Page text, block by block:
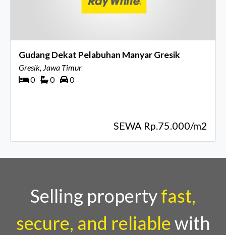
Gudang Dekat Pelabuhan Manyar Gresik
Gresik, Jawa Timur
0
0 0
SEWA Rp.75.000/m2
Selling propertyfast,
secure, and reliablewith